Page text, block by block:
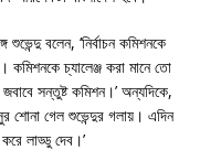
বলেন, ‘নির্বাচন কমিশনকে
চ্যালেঞ্জ করা মানে তো
সন্তুষ্ট কমিশন।’ অন্যদিকে,
শোনা গেল শুভেন্দুর গলায়। এদিন
লাড্ডু দেব।’